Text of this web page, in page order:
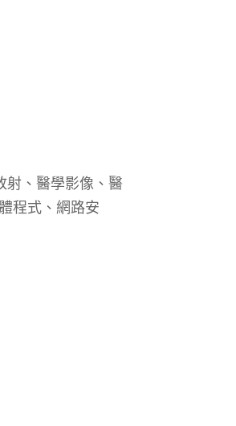
射、醫學影像、醫
程式、網路安